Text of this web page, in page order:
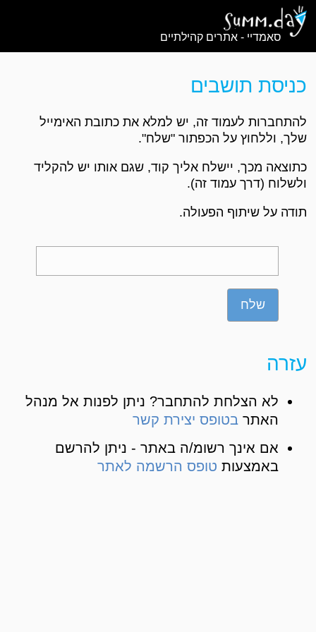
סאמדיי - אתרים קהילתיים
כניסת תושבים
להתחברות לעמוד זה, יש למלא את כתובת האימייל
שלך, וללחוץ על הכפתור "שלח".
כתוצאה מכך, יישלח אליך קוד, שגם אותו יש להקליד
ולשלוח (דרך עמוד זה).
תודה על שיתוף הפעולה.
שלח
עזרה
לא הצלחת להתחבר? ניתן לפנות אל מנהל
האתרבטופס יצירת קשר
אם אינך רשומ/ה באתר - ניתן להרשם
באמצעות טופס הרשמה לאתר